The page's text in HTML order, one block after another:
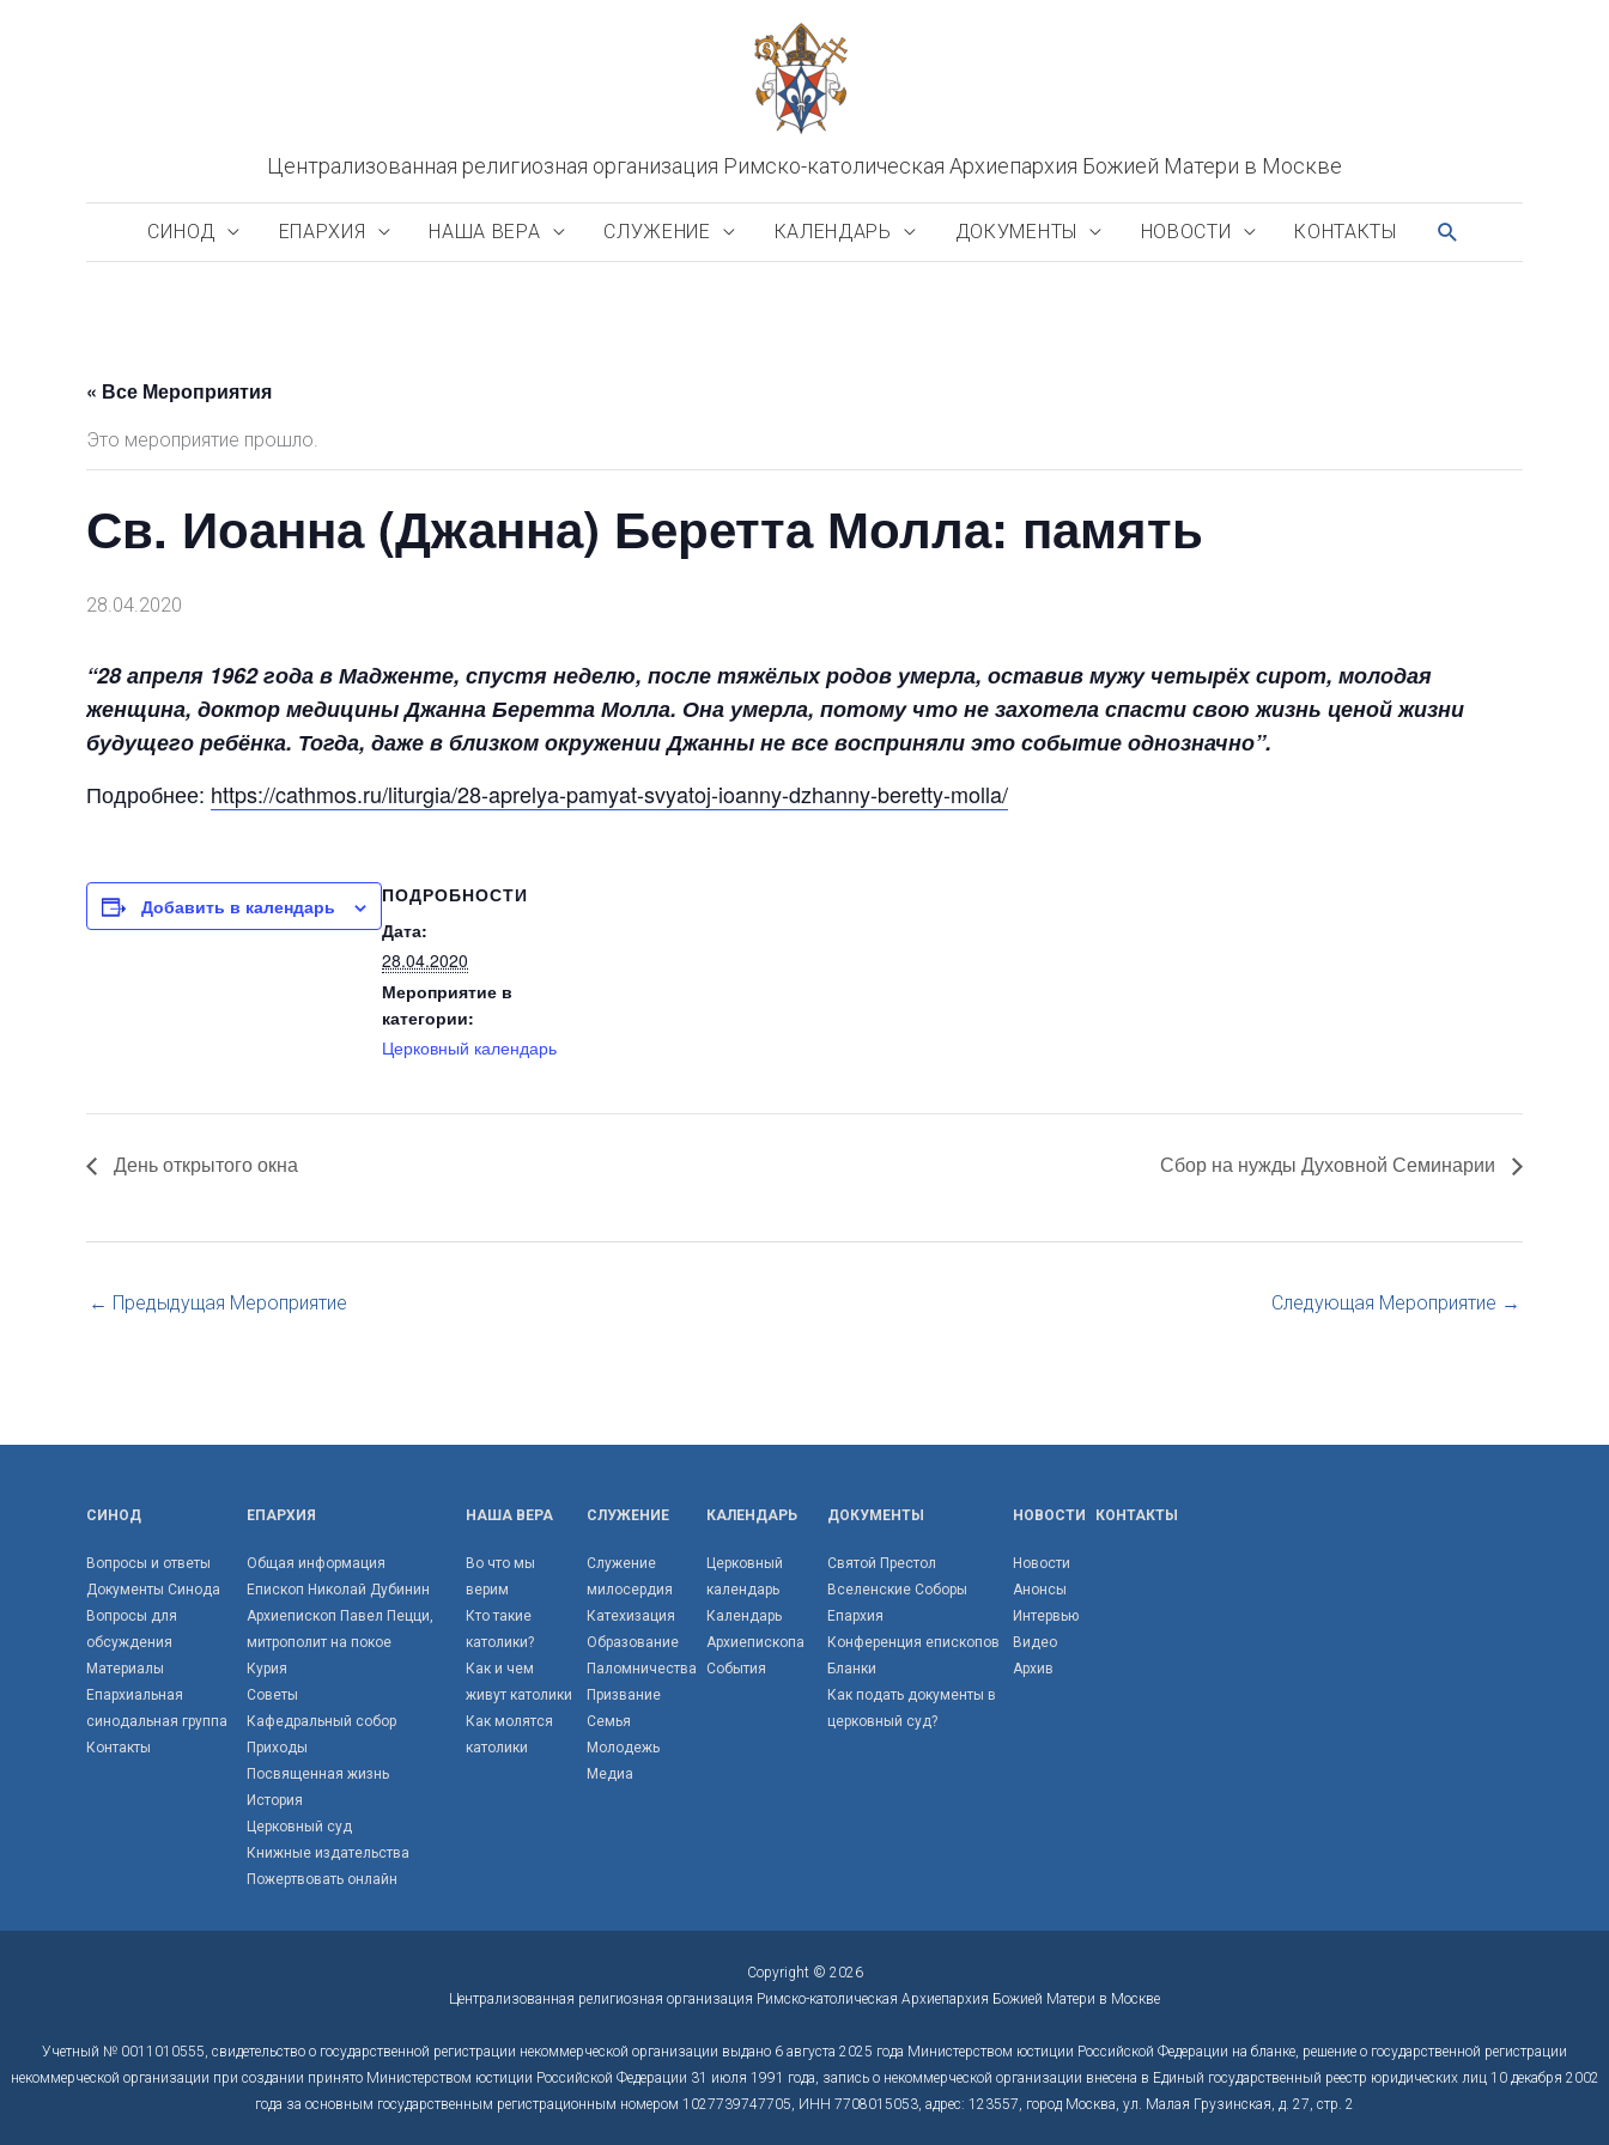
Централизованная религиозная организация Римско-католическая Архиепархия Божией Матери в Москве
СИНОД ЕПАРХИЯ НАША ВЕРА СЛУЖЕНИЕ КАЛЕНДАРЬ ДОКУМЕНТЫ НОВОСТИ КОНТАКТЫ ПОИСК
« Все Мероприятия
Это мероприятие прошло.
Св. Иоанна (Джанна) Беретта Молла: память
28.04.2020
“28 апреля 1962 года в Мадженте, спустя неделю, после тяжёлых родов умерла, оставив мужу четырёх сирот, молодая
женщина, доктор медицины Джанна Беретта Молла. Она умерла, потому что не захотела спасти свою жизнь ценой жизни
будущего ребёнка. Тогда, даже в близком окружении Джанны не все восприняли это событие однозначно”.
Подробнее: https://cathmos.ru/liturgia/28-aprelya-pamyat-svyatoj-ioanny-dzhanny-beretty-molla/
Добавить в календарь
ПОДРОБНОСТИ
Дата:
28.04.2020
Мероприятие в
категории:
Церковный календарь
День открытого окна Сбор на нужды Духовной Семинарии
← Предыдущая Мероприятие Следующая Мероприятие →
СИНОД
Вопросы и ответы
Документы Синода
Вопросы для
обсуждения
Материалы
Епархиальная
синодальная группа
Контакты
ЕПАРХИЯ
Общая информация
Епископ Николай Дубинин
Архиепископ Павел Пецци,
митрополит на покое
Курия
Советы
Кафедральный собор
Приходы
Посвященная жизнь
История
Церковный суд
Книжные издательства
Пожертвовать онлайн
НАША ВЕРА
Во что мы
верим
Кто такие
католики?
Как и чем
живут католики
Как молятся
католики
СЛУЖЕНИЕ
Служение
милосердия
Катехизация
Образование
Паломничества
Призвание
Семья
Молодежь
Медиа
КАЛЕНДАРЬ
Церковный
календарь
Календарь
Архиепископа
События
ДОКУМЕНТЫ
Святой Престол
Вселенские Соборы
Епархия
Конференция епископов
Бланки
Как подать документы в
церковный суд?
НОВОСТИ
Новости
Анонсы
Интервью
Видео
Архив
КОНТАКТЫ
Copyright © 2026
Централизованная религиозная организация Римско-католическая Архиепархия Божией Матери в Москве
Учетный № 0011010555, свидетельство о государственной регистрации некоммерческой организации выдано 6 августа 2025 года Министерством юстиции Российской Федерации на бланке, решение о государственной регистрации
некоммерческой организации при создании принято Министерством юстиции Российской Федерации 31 июля 1991 года, запись о некоммерческой организации внесена в Единый государственный реестр юридических лиц 10 декабря 2002
года за основным государственным регистрационным номером 1027739747705, ИНН 7708015053, адрес: 123557, город Москва, ул. Малая Грузинская, д. 27, стр. 2